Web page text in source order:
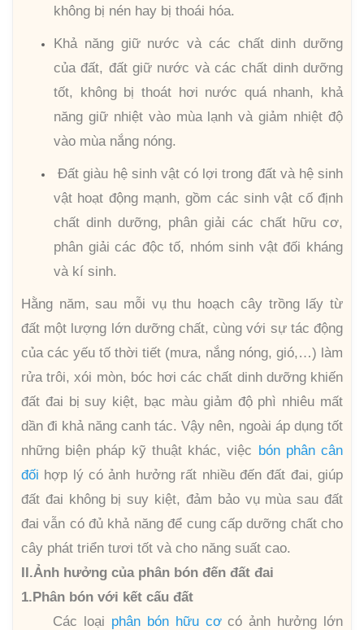
không bị nén hay bị thoái hóa.
Khả năng giữ nước và các chất dinh dưỡng
của đất, đất giữ nước và các chất dinh dưỡng
tốt, không bị thoát hơi nước quá nhanh, khả
năng giữ nhiệt vào mùa lạnh và giảm nhiệt độ
vào mùa nắng nóng.
Đất giàu hệ sinh vật có lợi trong đất và hệ sinh
vật hoạt động mạnh, gồm các sinh vật cố định
chất dinh dưỡng, phân giải các chất hữu cơ,
phân giải các độc tố, nhóm sinh vật đối kháng
và kí sinh.
Hằng năm, sau mỗi vụ thu hoạch cây trồng lấy từ
đất một lượng lớn dưỡng chất, cùng với sự tác động
của các yếu tố thời tiết (mưa, nắng nóng, gió,…) làm
rửa trôi, xói mòn, bóc hơi các chất dinh dưỡng khiến
đất đai bị suy kiệt, bạc màu giảm độ phì nhiêu mất
dần đi khả năng canh tác. Vậy nên, ngoài áp dụng tốt
những biện pháp kỹ thuật khác, việc bón phân cân
đối hợp lý có ảnh hưởng rất nhiều đến đất đai, giúp
đất đai không bị suy kiệt, đảm bảo vụ mùa sau đất
đai vẫn có đủ khả năng để cung cấp dưỡng chất cho
cây phát triển tươi tốt và cho năng suất cao.
II.Ảnh hưởng của phân bón đến đất đai
1.Phân bón với kết cấu đất
Các loại phân bón hữu cơcó ảnh hưởng lớn